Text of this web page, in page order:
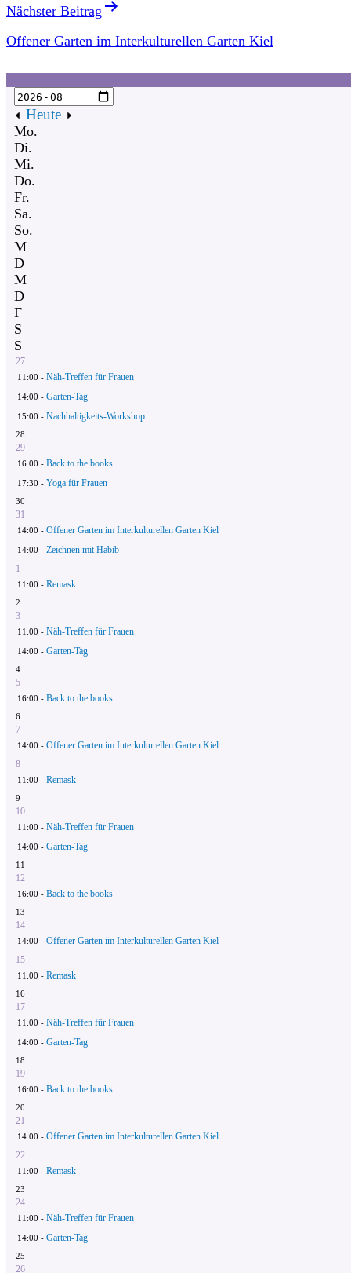
Nächster Beitrag
Offener Garten im Interkulturellen Garten Kiel
Heute
Mo.
Di.
Mi.
Do.
Fr.
Sa.
So.
M
D
M
D
F
S
S
27
11:00 - Näh-Treffen für Frauen
14:00 - Garten-Tag
15:00 - Nachhaltigkeits-Workshop
28
29
16:00 - Back to the books
17:30 - Yoga für Frauen
30
31
14:00 - Offener Garten im Interkulturellen Garten Kiel
14:00 - Zeichnen mit Habib
1
11:00 - Remask
2
3
11:00 - Näh-Treffen für Frauen
14:00 - Garten-Tag
4
5
16:00 - Back to the books
6
7
14:00 - Offener Garten im Interkulturellen Garten Kiel
8
11:00 - Remask
9
10
11:00 - Näh-Treffen für Frauen
14:00 - Garten-Tag
11
12
16:00 - Back to the books
13
14
14:00 - Offener Garten im Interkulturellen Garten Kiel
15
11:00 - Remask
16
17
11:00 - Näh-Treffen für Frauen
14:00 - Garten-Tag
18
19
16:00 - Back to the books
20
21
14:00 - Offener Garten im Interkulturellen Garten Kiel
22
11:00 - Remask
23
24
11:00 - Näh-Treffen für Frauen
14:00 - Garten-Tag
25
26